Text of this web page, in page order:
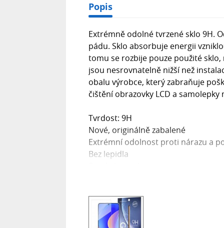
Popis
Extrémně odolné tvrzené sklo 9H.
pádu. Sklo absorbuje energii
tomu se rozbije pouze použité
jsou nesrovnatelně nižší než
obalu výrobce, který zabraňuje
čištění obrazovky LCD a
Tvrdost: 9H
Nové, originálně zabalené
Extrémní odolnost proti nárazu a
Bez lepidla
Součástí balení: tvrzené sklo,
POZNÁMKA: Sklo pokrývá pouze